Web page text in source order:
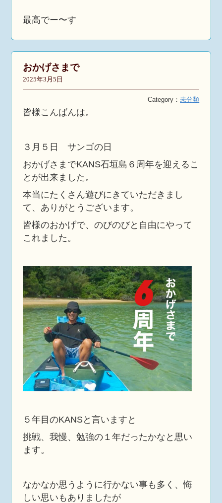
最高でー〜す
おかげさまで
2025年3月5日
Category：未分類
皆様こんばんは。
３月５日 サンゴの日
おかげさまでKANS石垣島６周年を迎えるこ
とが出来ました。
本当にたくさん遊びにきていただきまし
て、ありがとうございます。
皆様のおかげで、のびのびと自由にやって
これました。
５年目のKANSと言いますと
挑戦、我慢、勉強の１年だったかなと思い
ます。
なかなか思うように行かない事も多く、悔
しい思いもありましたが